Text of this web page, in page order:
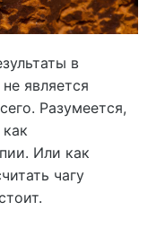
в
является
Разумеется,
Или как
чагу